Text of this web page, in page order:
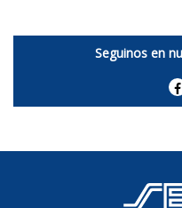
Seguinos en